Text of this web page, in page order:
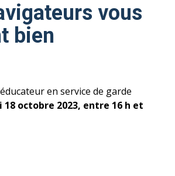
vous
bien
en service de garde
18 octobre 2023, entre 16 h et